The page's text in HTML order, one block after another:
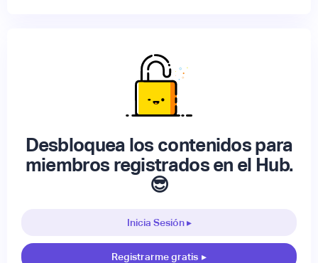
Desbloquea los contenidos para
miembros registrados en el Hub.
😎
Inicia Sesión ▸
Registrarme gratis ▸